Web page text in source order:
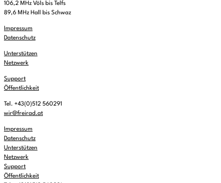
106,2 MHz Völs bis Telfs
89,6 MHz Hall bis Schwaz
Impressum
Datenschutz
Unterstützen
Netzwerk
Support
Öffentlichkeit
Tel. +43(0)512 560291
wir@freirad.at
Impressum
Datenschutz
Unterstützen
Netzwerk
Support
Öffentlichkeit